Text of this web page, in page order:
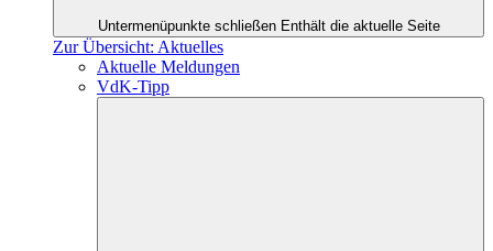
Untermenüpunkte schließen Enthält die aktuelle Seite
Zur Übersicht: Aktuelles
Aktuelle Meldungen
VdK-Tipp